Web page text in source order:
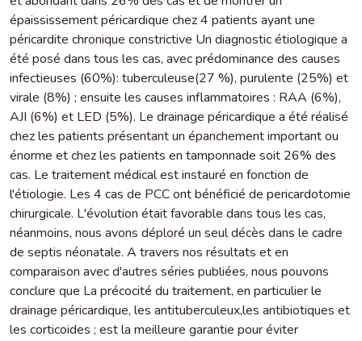
épaississement péricardique chez 4 patients ayant une
péricardite chronique constrictive Un diagnostic étiologique a
été posé dans tous les cas, avec prédominance des causes
infectieuses (60%): tuberculeuse(27 %), purulente (25%) et
virale (8%) ; ensuite les causes inflammatoires : RAA (6%),
AJI (6%) et LED (5%). Le drainage péricardique a été réalisé
chez les patients présentant un épanchement important ou
énorme et chez les patients en tamponnade soit 26% des
cas. Le traitement médical est instauré en fonction de
l'étiologie. Les 4 cas de PCC ont bénéficié de pericardotomie
chirurgicale. L'évolution était favorable dans tous les cas,
néanmoins, nous avons déploré un seul décès dans le cadre
de septis néonatale. A travers nos résultats et en
comparaison avec d'autres séries publiées, nous pouvons
conclure que La précocité du traitement, en particulier le
drainage péricardique, les antituberculeux,les antibiotiques et
les corticoides ; est la meilleure garantie pour éviter